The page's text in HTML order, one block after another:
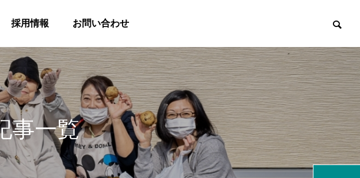
採用情報 お問い合わせ

事一覧